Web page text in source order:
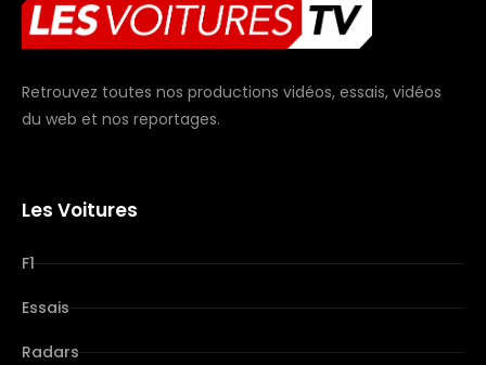
Retrouvez toutes nos productions vidéos, essais, vidéos
du web et nos reportages.
Les Voitures
F1
Essais
Radars